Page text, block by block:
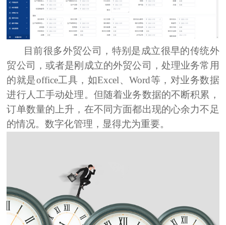
目前很多外贸公司，特别是成立很早的传统外
贸公司，或者是刚成立的外贸公司，处理业务常用
的就是office工具，如Excel、Word等，对业务数据
进行人工手动处理。但随着业务数据的不断积累，
订单数量的上升，在不同方面都出现的心余力不足
的情况。数字化管理，显得尤为重要。